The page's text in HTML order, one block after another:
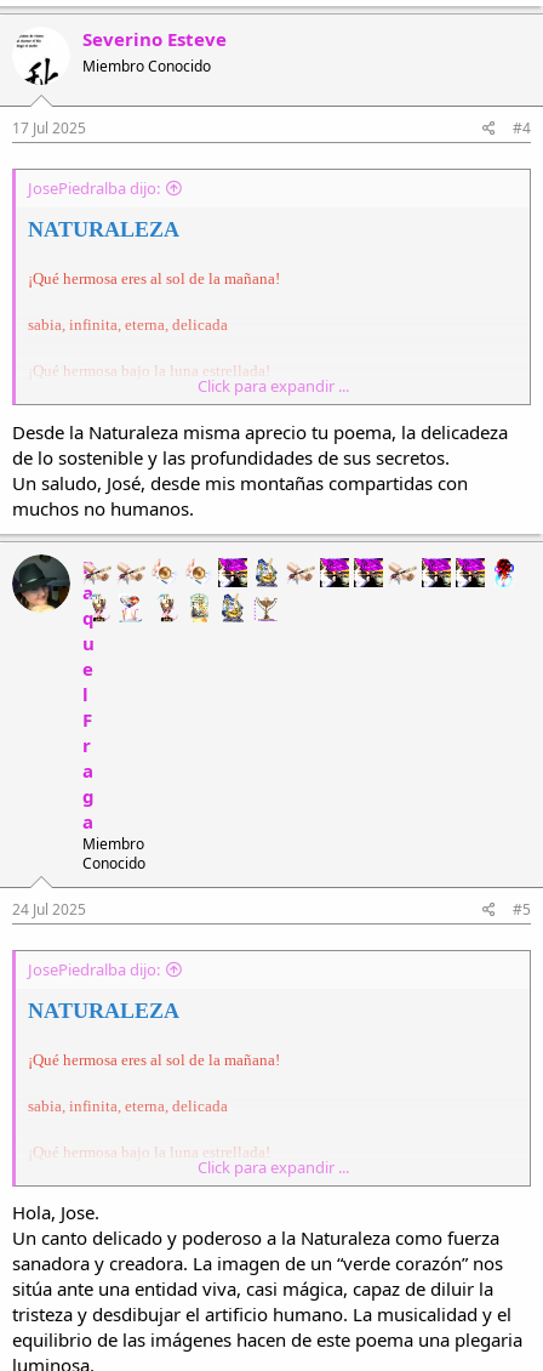
Severino Esteve
Miembro Conocido
17 Jul 2025 #4
JosePiedralba dijo:
NATURALEZA
¡Qué hermosa eres al sol de la mañana!
sabia, infinita, eterna, delicada
¡Qué hermosa bajo la luna estrellada!
De formas y colores artesana
con verde corazón y piel de hada
dibujas pincelada a pincelada
el mar, la tierra, el árbol, la manzana.
Madre naturaleza que belleza
esconden tus secretos imposibles
Corre por tus arterias intangibles
el don de marchitar a la tristeza
y el de hacer a las urbes invisibles.
Click para expandir ...
Desde la Naturaleza misma aprecio tu poema, la delicadeza
de lo sostenible y las profundidades de sus secretos.
Un saludo, José, desde mis montañas compartidas con
muchos no humanos.
R
a
q
u
e
l
F
r
a
g
a
Miembro
Conocido
24 Jul 2025 #5
JosePiedralba dijo:
NATURALEZA
¡Qué hermosa eres al sol de la mañana!
sabia, infinita, eterna, delicada
¡Qué hermosa bajo la luna estrellada!
De formas y colores artesana
con verde corazón y piel de hada
dibujas pincelada a pincelada
Click para expandir ...
Hola, Jose.
Un canto delicado y poderoso a la Naturaleza como fuerza
sanadora y creadora. La imagen de un “verde corazón” nos
sitúa ante una entidad viva, casi mágica, capaz de diluir la
tristeza y desdibujar el artificio humano. La musicalidad y el
equilibrio de las imágenes hacen de este poema una plegaria
luminosa.